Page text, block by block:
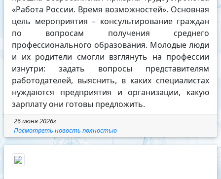
«Работа России. Время возможностей». Основная
цель мероприятия – консультирование граждан
по вопросам получения среднего
профессионального образования. Молодые люди
и их родители смогли взглянуть на профессии
изнутри: задать вопросы представителям
работодателей, выяснить, в каких специалистах
нуждаются предприятия и организации, какую
зарплату они готовы предложить.
26 июня 2026г
Посмотреть новость полностью